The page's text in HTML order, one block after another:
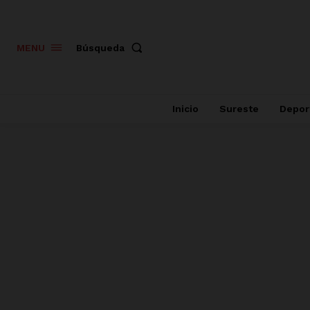
MENU Búsqueda
Inicio Sureste